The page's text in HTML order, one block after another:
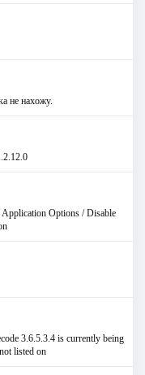
не нахожу.
Options / Disable
3.6.5.3.4 is currently being
listed on